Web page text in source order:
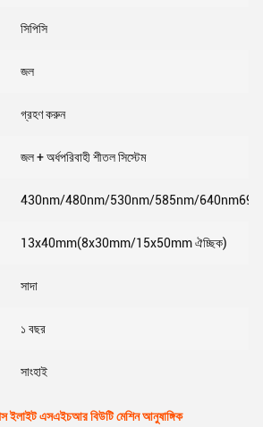
সিপিসি
জল
গ্রহণ করুন
জল + অর্ধপরিবাহী শীতল সিস্টেম
430nm/480nm/530nm/585nm/
13x40mm(8x30mm/15x50mm ঐচ্ছিক)
সাদা
১ বছর
সাংহাই
ইলাইট এসএইচআর বিউটি মেশিন আনুষাঙ্গিক